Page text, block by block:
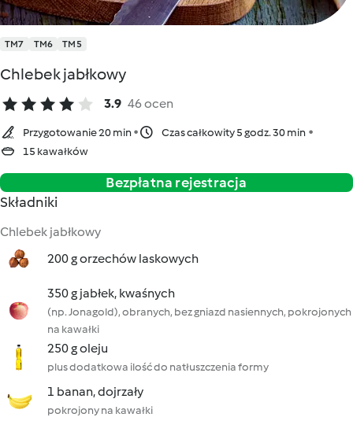
TM7 TM6 TM5
Chlebek jabłkowy
3.9 46 ocen
Przygotowanie 20 min
Czas całkowity 5 godz. 30 min
15 kawałków
Bezpłatna rejestracja
Składniki
Chlebek jabłkowy
200 g orzechów laskowych
350 g jabłek, kwaśnych
(np. Jonagold), obranych, bez gniazd nasiennych, pokrojonych
na kawałki
250 g oleju
plus dodatkowa ilość do natłuszczenia formy
1 banan, dojrzały
pokrojony na kawałki